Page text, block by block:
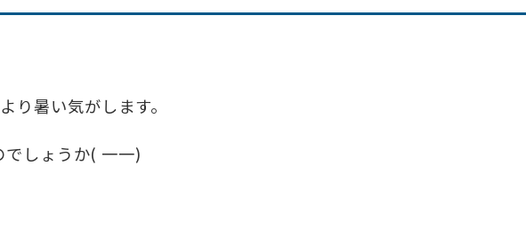
り暑い気がします。
しょうか( 一一)